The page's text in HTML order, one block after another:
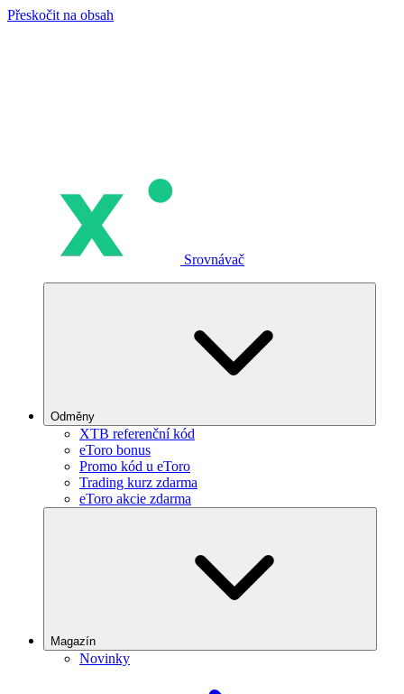
Přeskočit na obsah
Srovnávač
Odměny
XTB referenční kód
eToro bonus
Promo kód u eToro
Trading kurz zdarma
eToro akcie zdarma
Magazín
Novinky